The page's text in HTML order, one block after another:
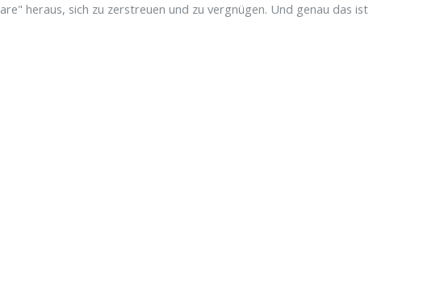
heraus, sich zu zerstreuen und zu vergnügen. Und genau das ist